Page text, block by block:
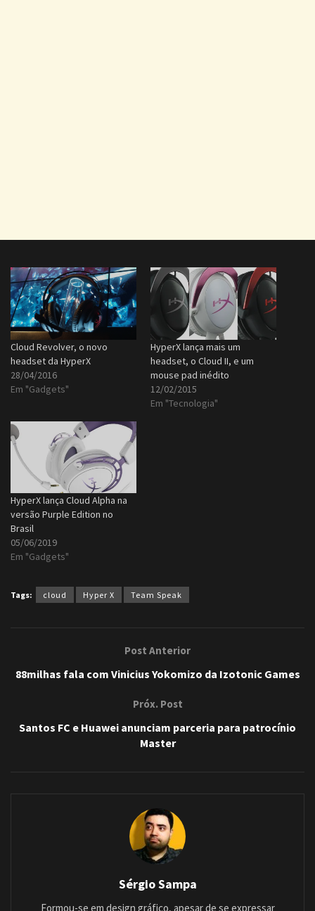
Cloud Revolver, o novo
headset da HyperX
28/04/2016
Em "Gadgets"
HyperX lança mais um
headset, o Cloud II, e um
mouse pad inédito
12/02/2015
Em "Tecnologia"
HyperX lança Cloud Alpha na
versão Purple Edition no
Brasil
05/06/2019
Em "Gadgets"
Tags: cloud Hyper X Team Speak
Post Anterior
88milhas fala com Vinicius Yokomizo da Izotonic Games
Próx. Post
Santos FC e Huawei anunciam parceria para patrocínio
Master
Sérgio Sampa
Formou-se em design gráfico, apesar de se expressar